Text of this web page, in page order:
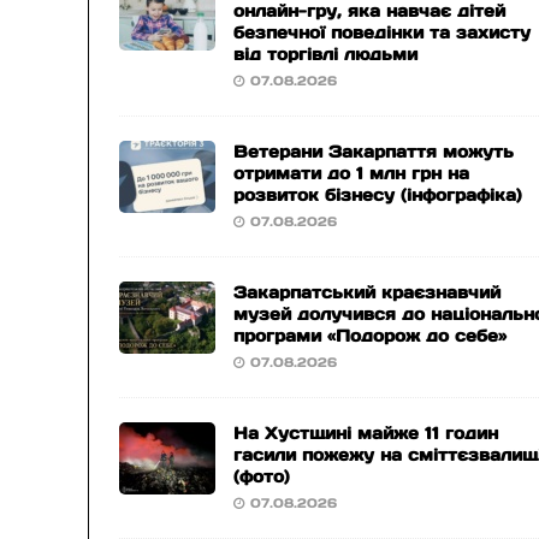
онлайн-гру, яка навчає дітей
безпечної поведінки та захисту
від торгівлі людьми
07.08.2026
Ветерани Закарпаття можуть
отримати до 1 млн грн на
розвиток бізнесу (інфографіка)
07.08.2026
Закарпатський краєзнавчий
музей долучився до
програми «Подорож до себе»
07.08.2026
На Хустщині майже 11 годин
гасили пожежу на
(фото)
07.08.2026